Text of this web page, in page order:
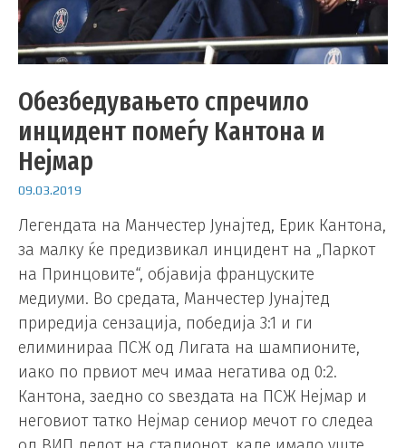
Обезбедувањето спречило
инцидент помеѓу Кантона и
Нејмар
09.03.2019
Легендата на Манчестер Јунајтед, Ерик Кантона,
за малку ќе предизвикал инцидент на „Паркот
на Принцовите“, објавија француските
медиуми. Во средата, Манчестер Јунајтед
приредија сензација, победија 3:1 и ги
елиминираа ПСЖ од Лигата на шампионите,
иако по првиот меч имаа негатива од 0:2.
Кантона, заедно со ѕвездата на ПСЖ Нејмар и
неговиот татко Нејмар сениор мечот го следеа